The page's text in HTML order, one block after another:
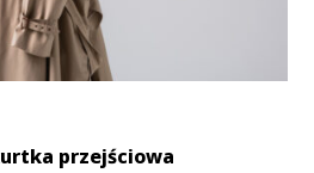
przejściowa